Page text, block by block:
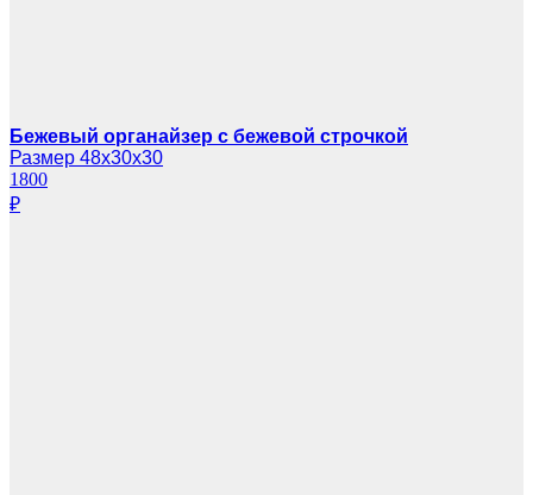
Бежевый органайзер с бежевой строчкой
Размер 48х30х30
1800
₽